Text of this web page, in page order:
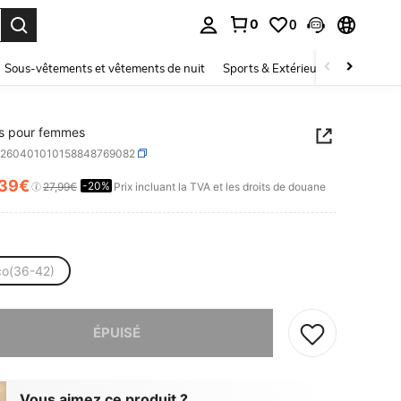
0 0
Sous-vêtements et vêtements de nuit Sports & Extérieur Enfants
pour femmes
AND AVAILABILITY
27,99€ -20% Prix incluant la TVA et les droits de douane
42)
ÉPUISÉ